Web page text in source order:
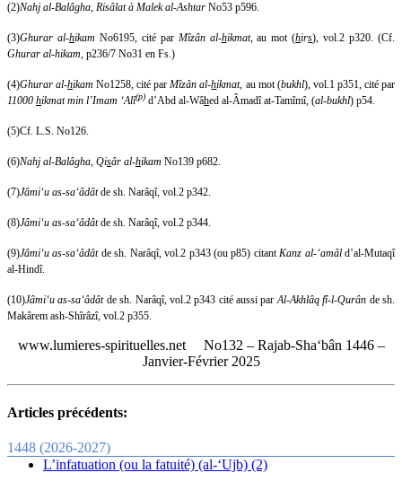
(2)Nahj al-Balâgha Risâlat à Malek al-Ashtar No53 p596.
(3)Ghurar al-hikam No6195, cité par Mîzân al-hikmat, au mot (hirs), vol.2 p320.(Cf.
Ghurar al-hikam , p236/7 No31 en Fs.)
(4)Ghurar al-hikam No1258, cité par Mîzân al-hikmat, au mot (bukhl), vol.1 p351, cité par
11000 hikmat min l’Imam ‘Alî(p) d’Abd al-Wâhed al-Âmadî at-Tamîmî, (al-bukhl) p54.
(5)Cf. L.S. No126.
(6)Nahj al-Balâgha Qisâr al-hikam No139 p682.
(7)Jâmi‘u as-sa‘âdâtde sh. Narâqî, vol.2 p342.
(8)Jâmi‘u as-sa‘âdâtde sh. Narâqî, vol.2 p344.
(9)Jâmi‘u as-sa‘âdâtde sh. Narâqî, vol.2 p343 (ou p85) citant Kanz al-‘amâld’al-Mutaqî
al-Hindî.
(10)Jâmi‘u as-sa‘âdâtde sh. Narâqî, vol.2 p343 cité aussi par Al-Akhlâq fî-l-Qurân de sh.
Makârem ash-Shîrâzî, vol.2 p355.
www.lumieres-spirituelles.net No132 – Rajab-Sha‘bân 1446 –
Janvier-Février 2025
Articles précédents:
1448 (2026-2027)
L’infatuation (ou la fatuité) (al-‘Ujb) (2)